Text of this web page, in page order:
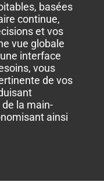
basées
continue,
et vos
vue globale
interface
vous
de vos
la main-
ainsi